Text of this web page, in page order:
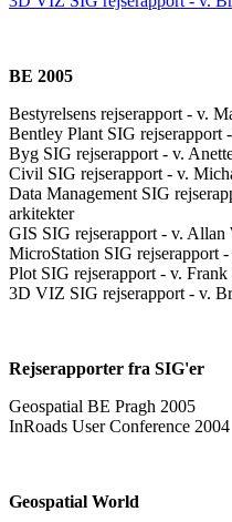
BE 2005
Bestyrelsens rejserapport - v.
Bentley Plant SIG
Byg SIG rejserapport - v.
Civil SIG rejserapport - v.
Data Management SIG
arkitekter
GIS SIG rejserapport - v.
MicroStation SIG rejserapport
Plot SIG rejserapport - v.
3D VIZ SIG rejserapport - v.
Rejserapporter fra SIG'er
Geospatial BE Pragh 2005
InRoads User Conference 2004
Geospatial World